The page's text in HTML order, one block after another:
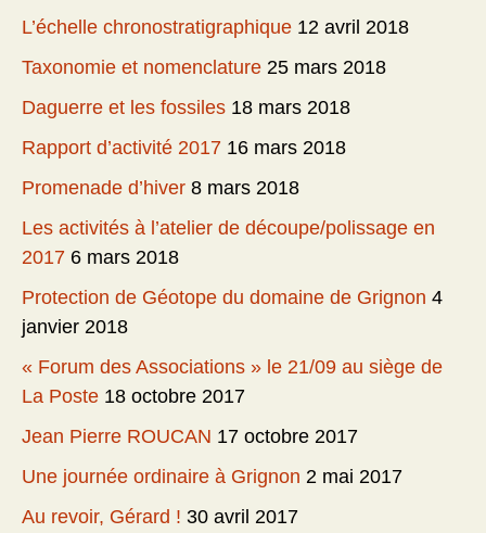
L’échelle chronostratigraphique 12 avril 2018
Taxonomie et nomenclature 25 mars 2018
Daguerre et les fossiles 18 mars 2018
Rapport d’activité 2017 16 mars 2018
Promenade d’hiver 8 mars 2018
Les activités à l’atelier de découpe/polissage en
2017 6 mars 2018
Protection de Géotope du domaine de Grignon 4
janvier 2018
« Forum des Associations » le 21/09 au siège de
La Poste 18 octobre 2017
Jean Pierre ROUCAN 17 octobre 2017
Une journée ordinaire à Grignon 2 mai 2017
Au revoir, Gérard ! 30 avril 2017